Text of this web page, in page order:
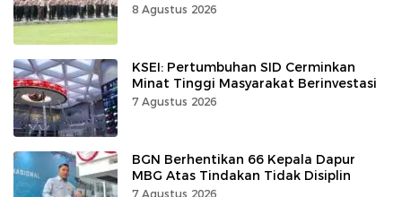
8 Agustus 2026
KSEI: Pertumbuhan SID Cerminkan
Minat Tinggi Masyarakat Berinvestasi
7 Agustus 2026
BGN Berhentikan 66 Kepala Dapur
MBG Atas Tindakan Tidak Disiplin
7 Agustus 2026